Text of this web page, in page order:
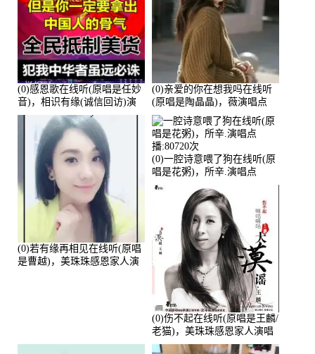
(0)感恩歌在线听(原唱是任妙
音)，相识有缘(诚信回访)演
唱点播:161288次
(0)亲爱的你在想我吗在线听
(原唱是陶晶晶)，薇演唱点
播:159722次
(0)若有缘再相见在线听(原唱
是曹越)，美珠珠感恩家人演
(0)一腔诗意喂了狗在线听(原
唱是花粥)，所辛.演唱点
播:80720次
(0)伤不起在线听(原唱是王麟/
老猫)，美珠珠感恩家人演唱
点播:80218次